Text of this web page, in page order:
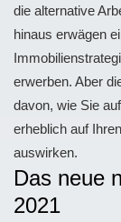
die alternative
hinaus erwägen
erwerben. Aber
davon, wie Sie
erheblich auf
auswirken.
Das neue
2021